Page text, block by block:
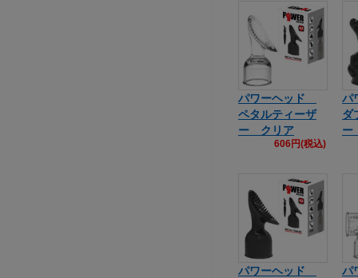
パワーヘッド
ペタルティーザ
ー クリア
606円(税込)
パ
ダ
ー
パワーヘッド
パ